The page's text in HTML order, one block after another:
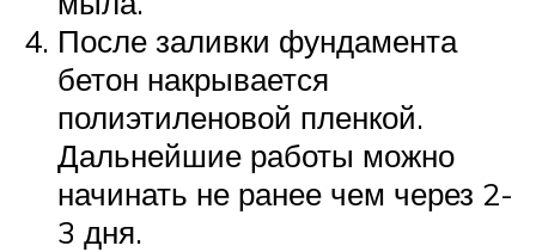
После заливки фундамента
бетон накрывается
полиэтиленовой пленкой.
Дальнейшие работы можно
начинать не ранее чем через 2-
3 дня.